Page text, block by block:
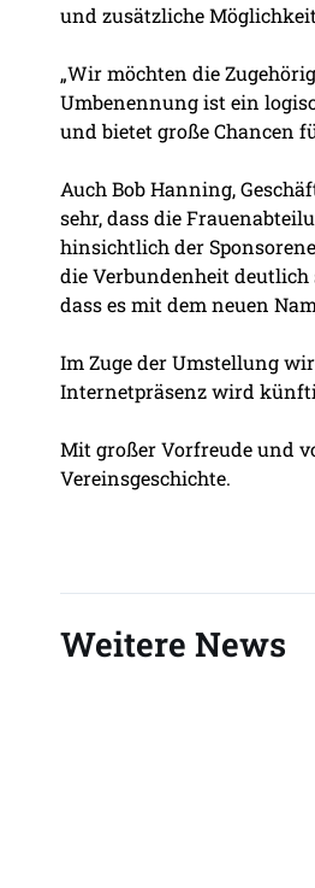
und zusätzliche
„Wir möchten die
Umbenennung ist ein
und bietet große Chancen
Auch Bob Hanning,
sehr, dass die
hinsichtlich der
die Verbundenheit deutlich
dass es mit dem neuen
Im Zuge der Umstellung
Internetpräsenz wird
Mit großer Vorfreude und
Vereinsgeschichte.
Weitere News